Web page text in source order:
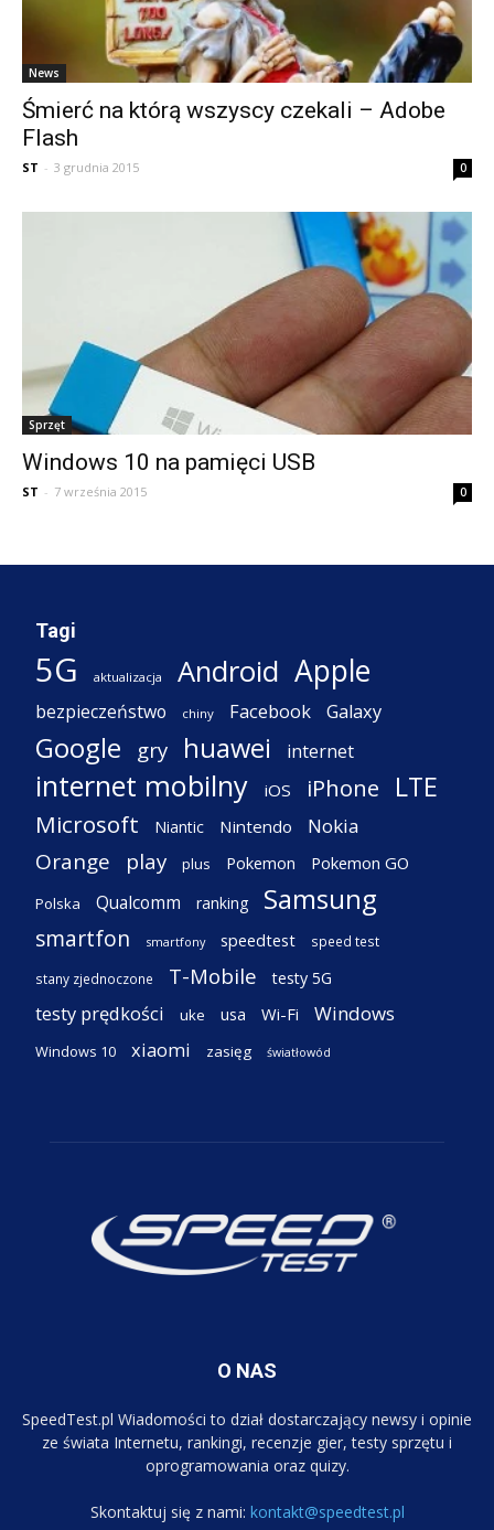
News
Śmierć na którą wszyscy czekali – Adobe
Flash
ST - 3 grudnia 2015 0
Sprzęt
Windows 10 na pamięci USB
ST - 7 września 2015 0
Tagi
5G aktualizacja Android Apple
bezpieczeństwo chiny Facebook Galaxy
Google gry huawei internet
internet mobilny iOS iPhone LTE
Microsoft Niantic Nintendo Nokia
Orange play plus Pokemon Pokemon GO
Polska Qualcomm ranking Samsung
smartfon smartfony speedtest speed test
stany zjednoczone T-Mobile testy 5G
testy prędkości uke usa Wi-Fi Windows
Windows 10 xiaomi zasięg światłowód
O NAS
SpeedTest.pl Wiadomości to dział dostarczający newsy i opinie
ze świata Internetu, rankingi, recenzje gier, testy sprzętu i
oprogramowania oraz quizy.
Skontaktuj się z nami: kontakt@speedtest.pl